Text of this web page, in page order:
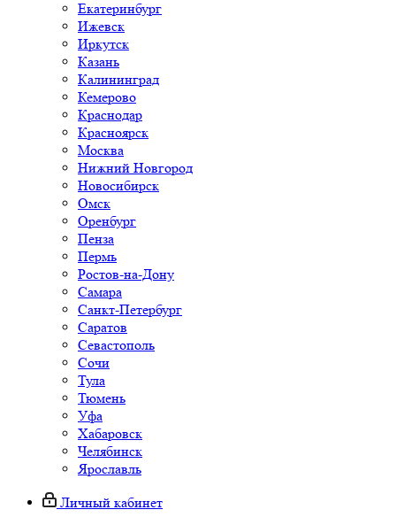
Екатеринбург
Ижевск
Иркутск
Казань
Калининград
Кемерово
Краснодар
Красноярск
Москва
Нижний Новгород
Новосибирск
Омск
Оренбург
Пенза
Пермь
Ростов-на-Дону
Самара
Санкт-Петербург
Саратов
Севастополь
Сочи
Тула
Тюмень
Уфа
Хабаровск
Челябинск
Ярославль
Личный кабинет